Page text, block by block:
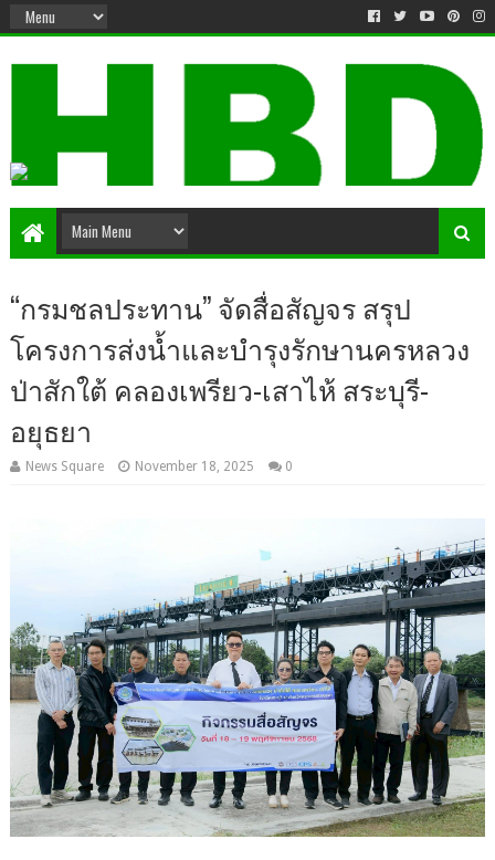
“กรมชลประทาน” จัดสื่อสัญจร สรุป
โครงการส่งน้ำและบำรุงรักษานครหลวง
ป่าสักใต้ คลองเพรียว-เสาไห้ สระบุรี-
อยุธยา
News Square November 18, 2025 0